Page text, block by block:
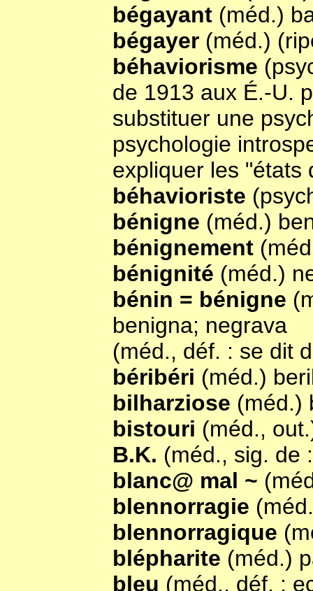
bégayant (méd.)
bégayer (méd.)
béhaviorisme
de 1913 aux É.-U.
substituer une
psychologie
expliquer les "états
béhavioriste
bénigne (méd.)
bénignement
bénignité (méd.)
bénin = bénigne
benigna; negrava
(méd., déf. : se dit
béribéri (méd.)
bilharziose (méd.)
bistouri (méd.,
B.K. (méd., sig. de
blanc@ mal ~
blennorragie
blennorragique
blépharite (méd.)
bleu (méd., déf. :